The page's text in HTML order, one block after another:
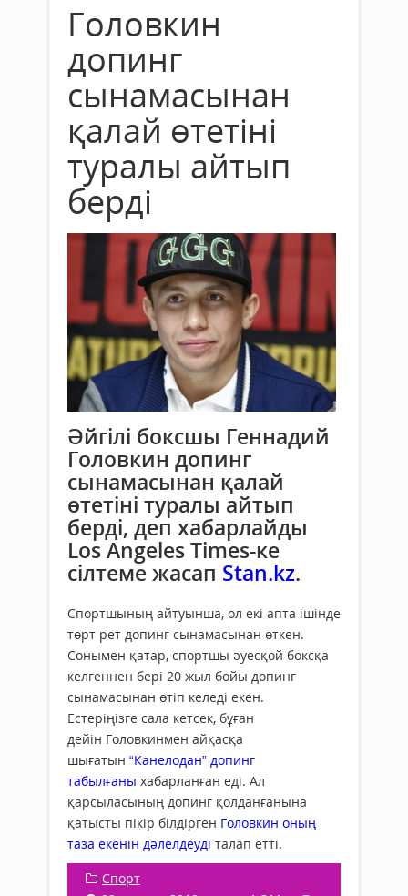
Головкин
допинг
сынамасынан
қалай өтетіні
туралы айтып
берді
Әйгілі боксшы Геннадий
Головкин допинг
сынамасынан қалай
өтетіні туралы айтып
берді, деп хабарлайды
Los Angeles Times-ке
сілтеме жасап Stan.kz.
Спортшының айтуынша, ол екі апта ішінде
төрт рет допинг сынамасынан өткен.
Сонымен қатар, спортшы әуесқой боксқа
келгеннен бері 20 жыл бойы допинг
сынамасынан өтіп келеді екен.
Естеріңізге сала кетсек, бұған
дейін Головкинмен айқасқа
шығатын “Канелодан” допинг
табылғаны хабарланған еді. Ал
қарсыласының допинг қолданғанына
қатысты пікір білдірген Головкин оның
таза екенін дәлелдеуді талап етті.
Спорт